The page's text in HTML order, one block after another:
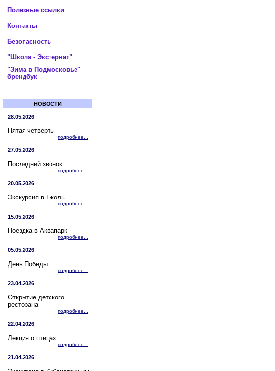
Полезные ссылки
Контакты
Безопасность
"Школа - Экстернат"
"Зима в Подмосковье"
брендбук
НОВОСТИ
28.05.2026
Пятая четверть
подробнее...
27.05.2026
Последний звонок
подробнее...
20.05.2026
Экскурсия в Гжель
подробнее...
15.05.2026
Поездка в Аквапарк
подробнее...
05.05.2026
День Победы
подробнее...
23.04.2026
Открытие детского
ресторана
подробнее...
22.04.2026
Лекция о птицах
подробнее...
21.04.2026